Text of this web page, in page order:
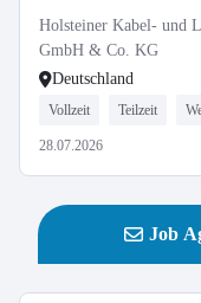
Holsteiner Kabel- und
GmbH & Co. KG
Deutschland
Vollzeit Teilzeit
28.07.2026
Job